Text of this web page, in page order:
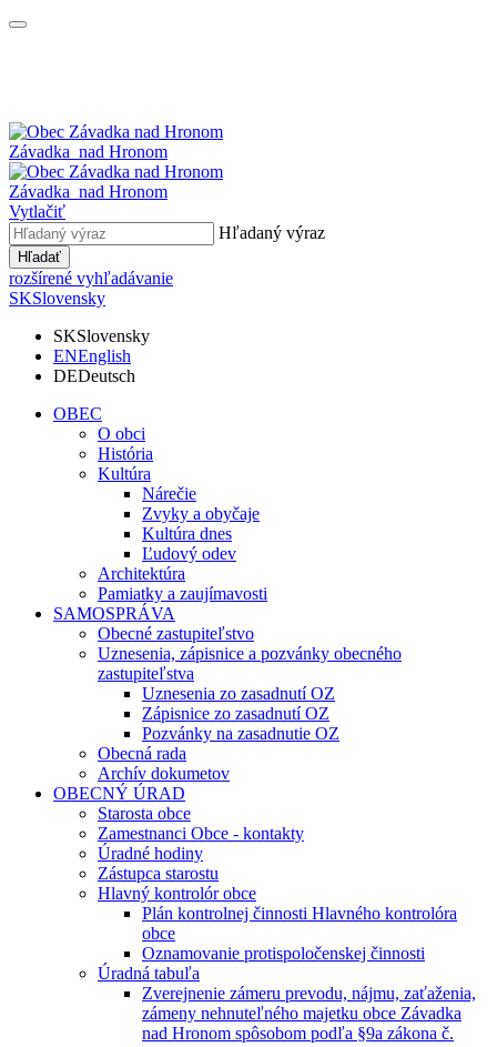
Závadka nad Hronom
Závadka nad Hronom
Vytlačiť
Hľadaný výraz
Hľadať
rozšírené vyhľadávanie
SKSlovensky
SKSlovensky
ENEnglish
DEDeutsch
OBEC
O obci
História
Kultúra
Nárečie
Zvyky a obyčaje
Kultúra dnes
Ľudový odev
Architektúra
Pamiatky a zaujímavosti
SAMOSPRÁVA
Obecné zastupiteľstvo
Uznesenia, zápisnice a pozvánky obecného
zastupiteľstva
Uznesenia zo zasadnutí OZ
Zápisnice zo zasadnutí OZ
Pozvánky na zasadnutie OZ
Obecná rada
Archív dokumetov
OBECNÝ ÚRAD
Starosta obce
Zamestnanci Obce - kontakty
Úradné hodiny
Zástupca starostu
Hlavný kontrolór obce
Plán kontrolnej činnosti Hlavného kontrolóra
obce
Oznamovanie protispoločenskej činnosti
Úradná tabuľa
Zverejnenie zámeru prevodu, nájmu, zaťaženia,
zámeny nehnuteľného majetku obce Závadka
nad Hronom spôsobom podľa §9a zákona č.